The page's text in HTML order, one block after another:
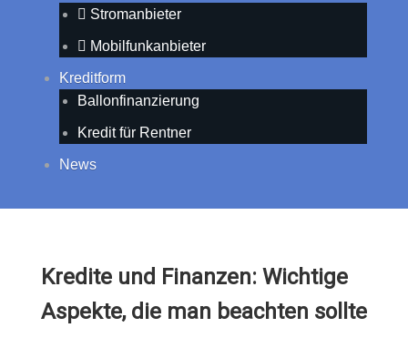
Stromanbieter
Mobilfunkanbieter
Kreditform
Ballonfinanzierung
Kredit für Rentner
News
Kredite und Finanzen: Wichtige
Aspekte, die man beachten sollte